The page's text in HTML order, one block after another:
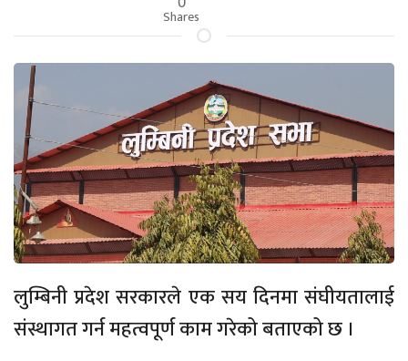
Shares
लुम्बिनी प्रदेश सरकारले एक सय दिनमा संघीयतालाई
संस्थागत गर्न महत्वपूर्ण काम गरेको बताएको छ ।